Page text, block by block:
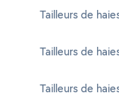
Tailleurs de
Tailleurs de
Tailleurs de